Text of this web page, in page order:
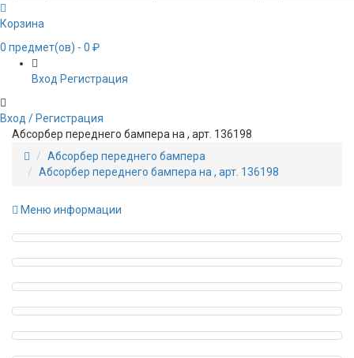
Корзина
0 предмет(ов) - 0 ₽
Вход Регистрация
Вход / Регистрация
Абсорбер переднего бампера на , арт. 136198
Абсорбер переднего бампера
Абсорбер переднего бампера на , арт. 136198
Меню информации